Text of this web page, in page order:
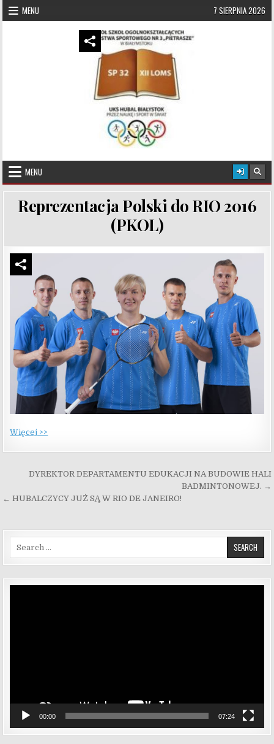
Skip to content
MENU 7 SIERPNIA 2026
UKS Hubal Białystok
MENU
Reprezentacja Polski do RIO 2016
(PKOL)
Więcej >>
Nawigacja wpisu
DYREKTOR DEPARTAMENTU EDUKACJI NA BUDOWIE HALI
BADMINTONOWEJ. →
← HUBALCZYCY JUŻ SĄ W RIO DE JANEIRO!
00:00 07:24